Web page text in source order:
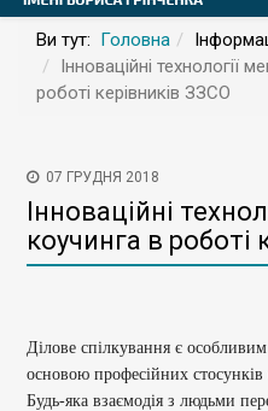
Ви тут: Головна
Інноваційні технології
роботі керівників ЗЗСО
07 ГРУДНЯ 2018
Інноваційні
коучинга в роботі
Ділове спілкування є
основою професійних стосунків
Будь-яка взаємодія з людьми